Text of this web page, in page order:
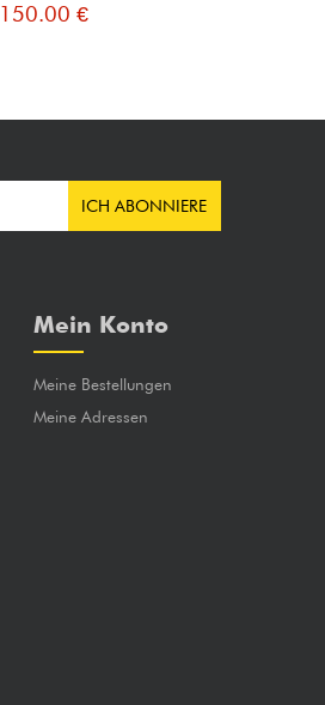
150.00 €
ICH ABONNIERE
Mein Konto
Meine Bestellungen
Meine Adressen